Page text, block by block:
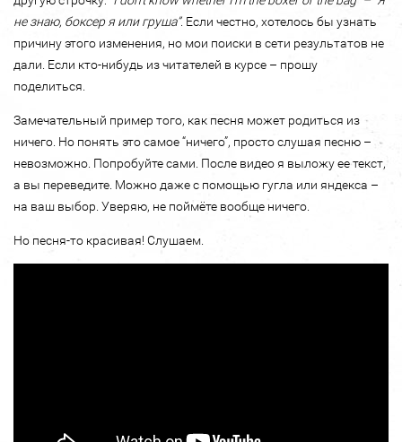
не знаю, боксер я или груша”. Если честно, хотелось бы узнать
причину этого изменения, но мои поиски в сети результатов не
дали. Если кто-нибудь из читателей в курсе – прошу
поделиться.
Замечательный пример того, как песня может родиться из
ничего. Но понять это самое “ничего”, просто слушая песню –
невозможно. Попробуйте сами. После видео я выложу ее текст,
а вы переведите. Можно даже с помощью гугла или яндекса –
на ваш выбор. Уверяю, не поймёте вообще ничего.
Но песня-то красивая! Слушаем.